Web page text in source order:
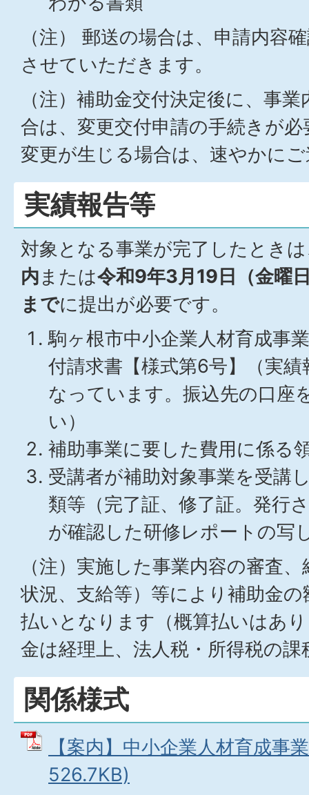
（注） 郵送の場合は、申請内容
させていただきます。
（注）補助金交付決定後に、事
合は、変更交付申請の手続きが
変更が生じる場合は、速やかに
実績報告等
対象となる事業が完了したとき
内または令和9年3月19日（金曜
までに提出が必要です。
駒ヶ根市中小企業人材育成事
付請求書【様式第6号】（実
なっています。振込先の口座
い）
補助事業に要した費用に係る
受講者が補助対象事業を受講
類等（完了証、修了証。発行
が確認した研修レポートの写
（注）実施した事業内容の審査
状況、支給等）等により補助金
払いとなります（概算払いはあ
金は経理上、法人税・所得税の
関係様式
【案内】中小企業人材育成事
526.7KB)